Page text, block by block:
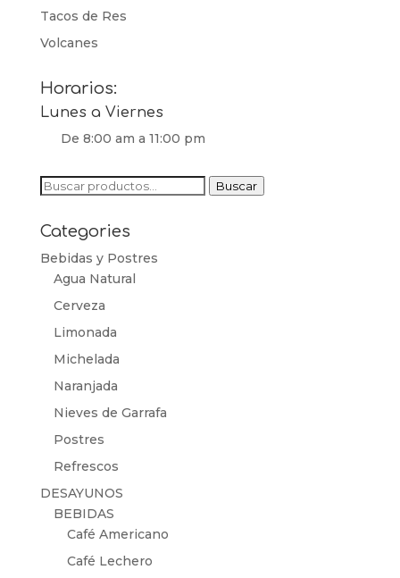
Tacos de Res
Volcanes
Horarios:
Lunes a Viernes
De 8:00 am a 11:00 pm
Buscar
Buscar
Categories
Bebidas y Postres
Agua Natural
Cerveza
Limonada
Michelada
Naranjada
Nieves de Garrafa
Postres
Refrescos
DESAYUNOS
BEBIDAS
Café Americano
Café Lechero